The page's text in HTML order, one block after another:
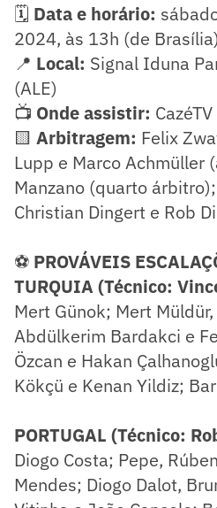
🗓️ Data e horário:
2024, às 13h (de Brasília)
📍 Local: Signal Iduna
(ALE)
📺 Onde assistir:
🟨 Arbitragem: Felix
Lupp e Marco Achmüller
Manzano (quarto
Christian Dingert e Rob
⚽ PROVÁVEIS
TURQUIA (Técnico:
Mert Günok; Mert
Abdülkerim Bardakci e
Özcan e Hakan
Kökçü e Kenan Yildiz;
PORTUGAL (Técnico:
Diogo Costa; Pepe,
Mendes; Diogo Dalot,